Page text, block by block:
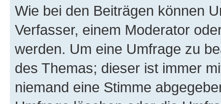
Wie bei den Beiträgen können
Verfasser, einem Moderator
werden. Um eine Umfrage zu
des Themas; dieser ist immer
niemand eine Stimme